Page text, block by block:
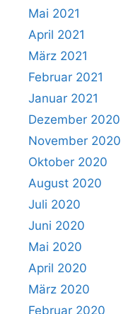
Mai 2021
April 2021
März 2021
Februar 2021
Januar 2021
Dezember 2020
November 2020
Oktober 2020
August 2020
Juli 2020
Juni 2020
Mai 2020
April 2020
März 2020
Februar 2020